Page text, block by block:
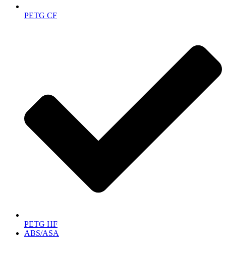
PETG CF
PETG HF
ABS/ASA